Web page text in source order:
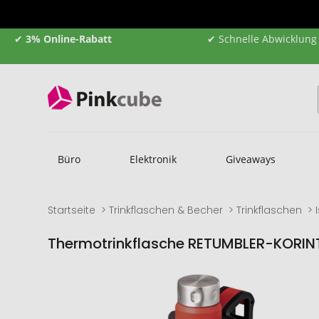
✔ 3% Online-Rabatt ✔ Schnelle Abwicklung
Büro Elektronik Giveaways
Startseite Trinkflaschen & Becher Trinkflaschen
Thermotrinkflasche RETUMBLER-